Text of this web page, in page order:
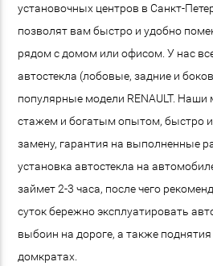
установочных центров в Санкт-
позволят вам быстро и удобно
рядом с домом или офисом. У нас
автостекла (лобовые, задние и
популярные модели RENAULT. Наши
стажем и богатым опытом, быстро и
замену, гарантия на выполненные
установка автостекла на
займет 2-3 часа, после чего
суток бережно эксплуатировать
выбоин на дороге, а также
домкратах.